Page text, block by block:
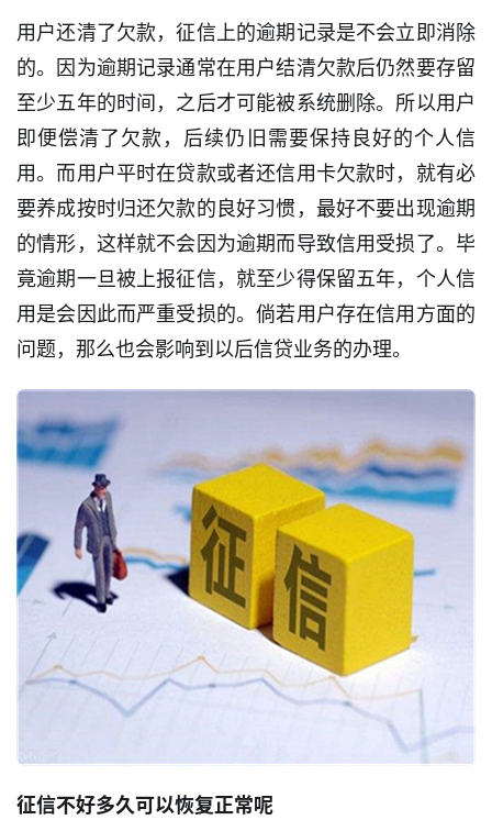
口
用户还清了欠款，征信上的逾期记录是不会立即消除
的。因为逾期记录通常在用户结清欠款后仍然要存留
至少五年的时间，之后才可能被系统删除。所以用户
即便偿清了欠款，后续仍旧需要保持良好的个人信
用。而用户平时在贷款或者还信用卡欠款时，就有必
要养成按时归还欠款的良好习惯，最好不要出现逾期
的情形，这样就不会因为逾期而导致信用受损了。毕
竟逾期一旦被上报征信，就至少得保留五年，个人信
用是会因此而严重受损的。倘若用户存在信用方面的
问题，那么也会影响到以后信贷业务的办理。
征信不好多久可以恢复正常呢